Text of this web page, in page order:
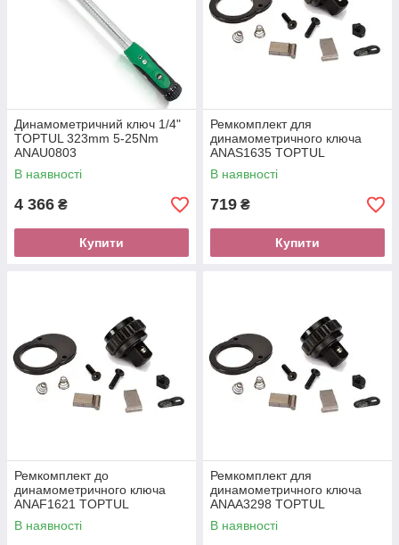
Динамометричний ключ 1/4"
TOPTUL 323mm 5-25Nm
ANAU0803
В наявності
4 366 ₴
Купити
Ремкомплект для
динамометричного ключа
ANAS1635 TOPTUL
ALAL1635
В наявності
719 ₴
Купити
Ремкомплект до
динамометричного ключа
ANAF1621 TOPTUL
ALAD1621
В наявності
Ремкомплект для
динамометричного ключа
ANAA3298 TOPTUL
ALAD3298
В наявності